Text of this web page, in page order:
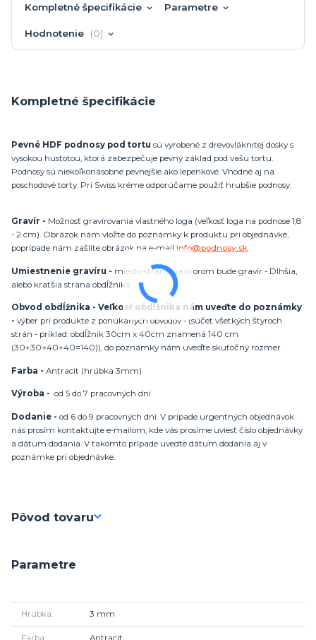
Kompletné špecifikácie Parametre
Hodnotenie 0
Kompletné špecifikácie
Pevné HDF podnosy pod tortu sú vyrobené z drevovláknitej dosky s
vysokou hustotou, ktorá zabezpečuje pevný základ pod vašu tortu.
Podnosy sú niekoľkonásobne pevnejšie ako lepenkové. Vhodné aj na
poschodové torty. Pri Swiss kréme odporúčame použiť hrubšie podnosy.
Gravír - Možnosť gravírovania vlastného loga (veľkosť loga na podnose 1,8
- 2 cm). Obrázok nám vložte do poznámky k produktu pri objednávke,
poprípade nám zašlite obrázok na e-mail info@podnosy.sk
Umiestnenie gravíru - miesto-strana na ktorom bude gravír - Dlhšia,
alebo kratšia strana obdĺžnika
Obvod obdĺžnika - Veľkosť obdĺžnika nám uveďte do poznámky
- výber pri produkte z ponúkaných obvodov - (súčet všetkých štyroch
strán - príklad: obdĺžnik 30cm x 40cm znamená 140 cm
(30+30+40+40=140)), do poznámky nám uveďte skutočný rozmer
Farba - Antracit (hrúbka 3mm)
Výroba - od 5 do 7 pracovných dní
Dodanie - od 6 do 9 pracovných dní. V prípade urgentných objednávok
nás prosím kontaktujte e-mailom, kde vás prosíme uviesť číslo objednávky
a dátum dodania. V takomto prípade uvedte dátum dodania aj v
poznámke pri objednávke.
Pôvod tovaru
Parametre
Hrúbka 3 mm
Farba Antracit